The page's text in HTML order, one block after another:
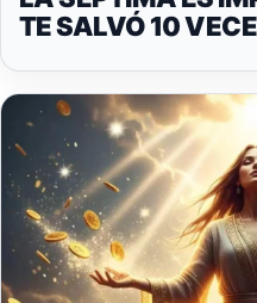
TE SALVÓ 10